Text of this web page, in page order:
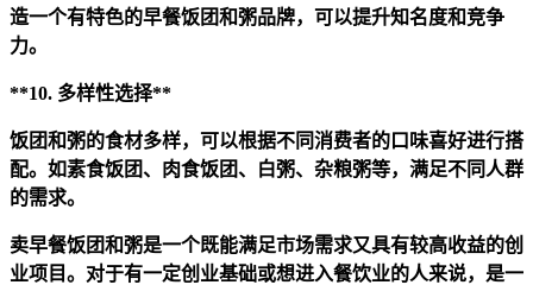
造一个有特色的早餐饭团和粥品牌，可以提升知名度和竞争
力。
**10. 多样性选择**
饭团和粥的食材多样，可以根据不同消费者的口味喜好进行搭
配。如素食饭团、肉食饭团、白粥、杂粮粥等，满足不同人群
的需求。
卖早餐饭团和粥是一个既能满足市场需求又具有较高收益的创
业项目。对于有一定创业基础或想进入餐饮业的人来说，是一